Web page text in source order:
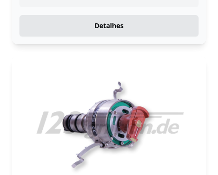
Detalhes